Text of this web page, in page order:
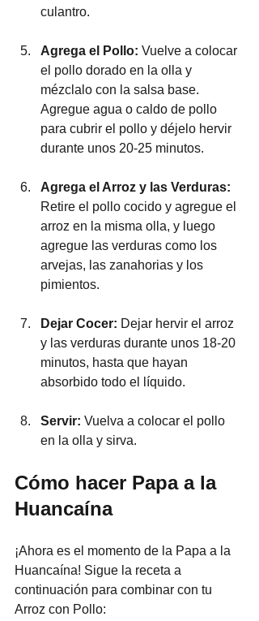
culantro.
Agrega el Pollo: Vuelve a colocar
el pollo dorado en la olla y
mézclalo con la salsa base.
Agregue agua o caldo de pollo
para cubrir el pollo y déjelo hervir
durante unos 20-25 minutos.
Agrega el Arroz y las Verduras:
Retire el pollo cocido y agregue el
arroz en la misma olla, y luego
agregue las verduras como los
arvejas, las zanahorias y los
pimientos.
Dejar Cocer: Dejar hervir el arroz
y las verduras durante unos 18-20
minutos, hasta que hayan
absorbido todo el líquido.
Servir: Vuelva a colocar el pollo
en la olla y sirva.
Cómo hacer Papa a la
Huancaína
¡Ahora es el momento de la Papa a la
Huancaína! Sigue la receta a
continuación para combinar con tu
Arroz con Pollo: